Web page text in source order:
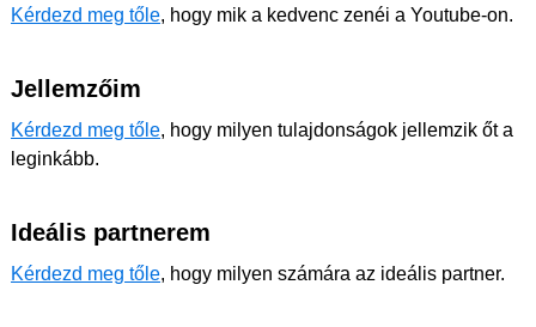
Kérdezd meg tőle, hogy mik a kedvenc zenéi a Youtube-on.
Jellemzőim
Kérdezd meg tőle, hogy milyen tulajdonságok jellemzik őt a
leginkább.
Ideális partnerem
Kérdezd meg tőle, hogy milyen számára az ideális partner.